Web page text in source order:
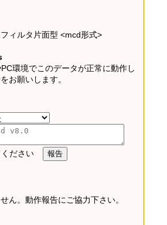
ィルタ片面型 <mcd形式>
環境でこのデータが正常に動作し
お願いします。
ださい
ん。動作報告にご協力下さい。